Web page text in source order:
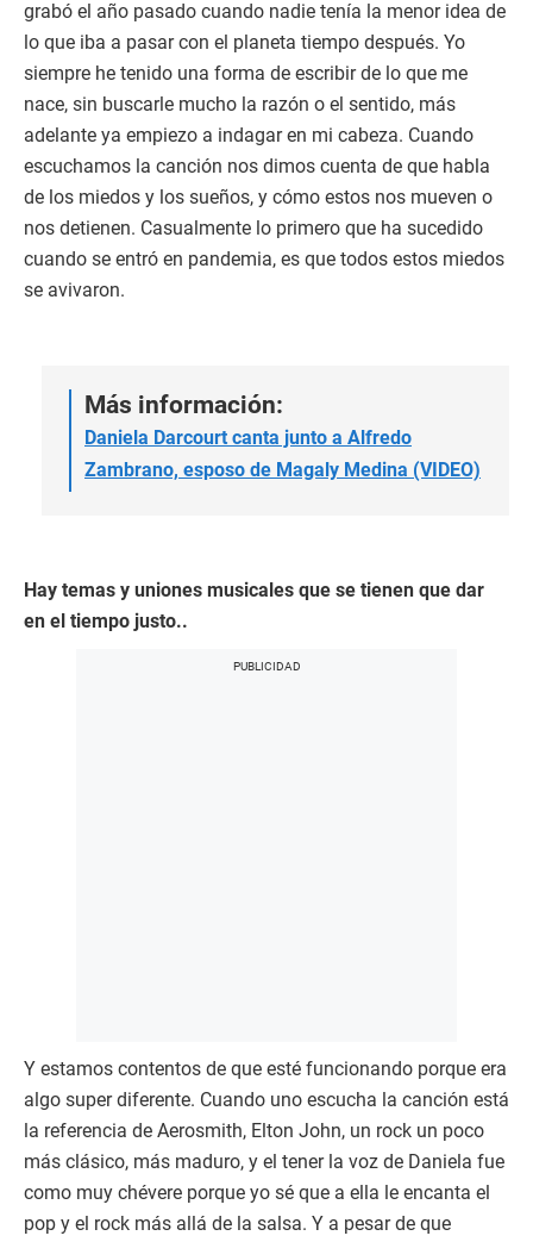
grabó el año pasado cuando nadie tenía la menor idea de
lo que iba a pasar con el planeta tiempo después. Yo
siempre he tenido una forma de escribir de lo que me
nace, sin buscarle mucho la razón o el sentido, más
adelante ya empiezo a indagar en mi cabeza. Cuando
escuchamos la canción nos dimos cuenta de que habla
de los miedos y los sueños, y cómo estos nos mueven o
nos detienen. Casualmente lo primero que ha sucedido
cuando se entró en pandemia, es que todos estos miedos
se avivaron.
Más información:
Daniela Darcourt canta junto a Alfredo
Zambrano, esposo de Magaly Medina (VIDEO)
Hay temas y uniones musicales que se tienen que dar
en el tiempo justo..
Y estamos contentos de que esté funcionando porque era
algo super diferente. Cuando uno escucha la canción está
la referencia de Aerosmith, Elton John, un rock un poco
más clásico, más maduro, y el tener la voz de Daniela fue
como muy chévere porque yo sé que a ella le encanta el
pop y el rock más allá de la salsa. Y a pesar de que